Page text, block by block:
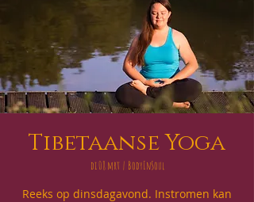
Tibetaanse Yoga
di 08 mrt
  |
BodyInSoul
Reeks op dinsdagavond. Instromen kan